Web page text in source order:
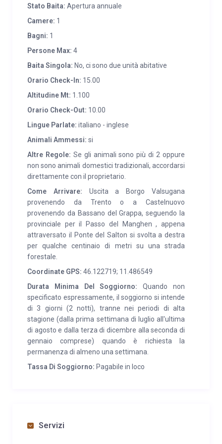
SERVIZI: Negozio alimentari , farmacia, ecc a pochi
seguendo un sentiero nei boschi , Passo del Manghen
con rifugio ,Ristorante Malga Baessa , Oasi Valtrigona
del wwf a qualche chilometro. Varie Malghe (
VALSOLARO , VALTRIGHETTA, CASA BOLENGA ,
CAGNON ) nelle vicinanze con vendita di ottimi
formaggi e ricotte.
Stato Baita: Apertura annuale
Camere: 1
Bagni: 1
Persone Max: 4
Baita Singola: No, ci sono due unità abitative
Orario Check-In: 15.00
Altitudine Mt: 1.100
Orario Check-Out: 10.00
Lingue Parlate: italiano - inglese
Animali Ammessi: si
Altre Regole: Se gli animali sono più di 2 oppure
non sono animali domestici tradizionali, accordarsi
direttamente con il proprietario.
Come Arrivare: Uscita a Borgo Valsugana
provenendo da Trento o a Castelnuovo
provenendo da Bassano del Grappa, seguendo la
provinciale per il Passo del Manghen , appena
attraversato il Ponte del Salton si svolta a destra
per qualche centinaio di metri su una strada
forestale.
Coordinate GPS: 46.122719; 11.486549
Durata Minima Del Soggiorno: Quando non
specificato espressamente, il soggiorno si intende
di 3 giorni (2 notti), tranne nei periodi di alta
stagione (dalla prima settimana di luglio all'ultima
di agosto e dalla terza di dicembre alla seconda di
gennaio comprese) quando è richiesta la
permanenza di almeno una settimana.
Tassa Di Soggiorno: Pagabile in loco
Servizi